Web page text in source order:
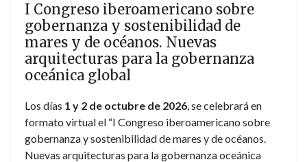
I Congreso iberoamericano sobre
gobernanza y sostenibilidad de
mares y de océanos. Nuevas
arquitecturas para la gobernanza
oceánica global
Los días 1 y 2 de octubre de 2026, se celebrará en
formato virtual el “I Congreso iberoamericano sobre
gobernanza y sostenibilidad de mares y de océanos.
Nuevas arquitecturas para la gobernanza oceánica